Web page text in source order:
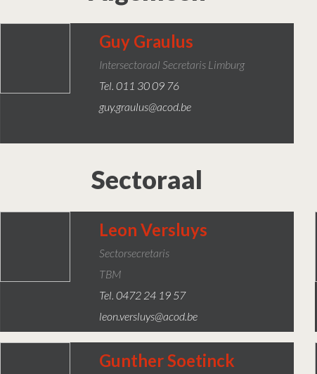
Guy Graulus
Intersectoraal Secretaris Limburg
Tel. 011 30 09 76
guy.graulus@acod.be
Sectoraal
Leon Versluys
Sectorsecretaris
TBM
Tel. 0472 24 19 57
leon.versluys@acod.be
Gunther Soetinck